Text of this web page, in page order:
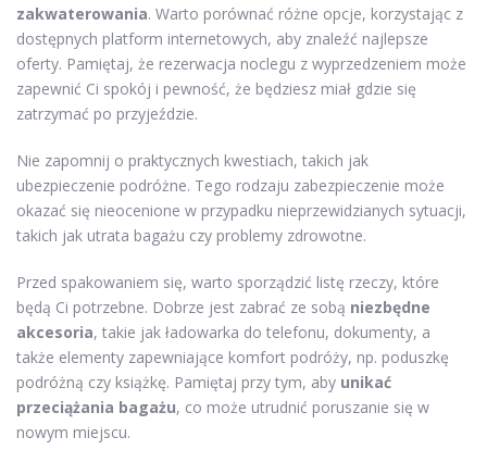
zakwaterowania. Warto porównać różne opcje, korzystając z
dostępnych platform internetowych, aby znaleźć najlepsze
oferty. Pamiętaj, że rezerwacja noclegu z wyprzedzeniem może
zapewnić Ci spokój i pewność, że będziesz miał gdzie się
zatrzymać po przyjeździe.
Nie zapomnij o praktycznych kwestiach, takich jak
ubezpieczenie podróżne. Tego rodzaju zabezpieczenie może
okazać się nieocenione w przypadku nieprzewidzianych sytuacji,
takich jak utrata bagażu czy problemy zdrowotne.
Przed spakowaniem się, warto sporządzić listę rzeczy, które
będą Ci potrzebne. Dobrze jest zabrać ze sobą niezbędne
akcesoria, takie jak ładowarka do telefonu, dokumenty, a
także elementy zapewniające komfort podróży, np. poduszkę
podróżną czy książkę. Pamiętaj przy tym, aby unikać
przeciążania bagażu, co może utrudnić poruszanie się w
nowym miejscu.